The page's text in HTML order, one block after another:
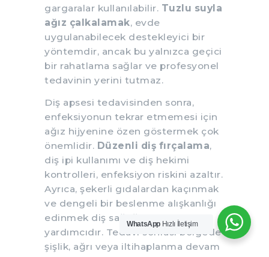
gargaralar kullanılabilir. Tuzlu suyla
ağız çalkalamak, evde
uygulanabilecek destekleyici bir
yöntemdir, ancak bu yalnızca geçici
bir rahatlama sağlar ve profesyonel
tedavinin yerini tutmaz.
Diş apsesi tedavisinden sonra,
enfeksiyonun tekrar etmemesi için
ağız hijyenine özen göstermek çok
önemlidir. Düzenli diş fırçalama,
diş ipi kullanımı ve diş hekimi
kontrolleri, enfeksiyon riskini azaltır.
Ayrıca, şekerli gıdalardan kaçınmak
ve dengeli bir beslenme alışkanlığı
edinmek diş sağlığını korumada
yardımcıdır. Tedavi sonrası bölgede
şişlik, ağrı veya iltihaplanma devam
WhatsApp Hızlı İletişim